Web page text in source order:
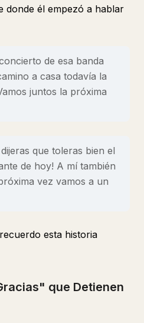
donde él empezó a hablar
de esa banda
a casa todavía la
juntos la próxima
que toleras bien el
de hoy! A mí también
vez vamos a un
esta historia
que Detienen